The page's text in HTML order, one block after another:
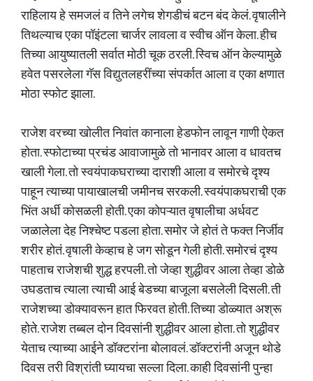
राहिलाय हे समजलं व तिने लगेच शेगडीचं बटन बंद केलं. वृषालीने
तिथल्याच एका पॉइंटला चार्जर लावला व स्वीच ऑन केला. हीच
तिच्या आयुष्यातली सर्वात मोठी चूक ठरली. स्विच ऑन केल्यामुळे
हवेत पसरलेला गॅस विद्युतलहरींच्या संपर्कात आला व एका क्षणात
मोठा स्फोट झाला.
राजेश वरच्या खोलीत निवांत कानाला हेडफोन लावून गाणी ऐकत
होता. स्फोटाच्या प्रचंड आवाजामुळे तो भानावर आला व धावतच
खाली गेला. तो स्वयंपाकघराच्या दाराशी आला व समोरचे दृश्य
पाहून त्याच्या पायाखालची जमीनच सरकली. स्वयंपाकघराची एक
भिंत अर्धी कोसळली होती. एका कोपऱ्यात वृषालीचा अर्धवट
जळालेला देह निश्चेष्ट पडला होता. समोर जे होतं ते फक्त निर्जीव
शरीर होतं. वृषाली केव्हाच हे जग सोडून गेली होती. समोरचं दृश्य
पाहताच राजेशची शुद्ध हरपली. तो जेव्हा शुद्धीवर आला तेव्हा डोळे
उघडताच त्याला त्याची आई बेडच्या बाजूला बसलेली दिसली. ती
राजेशच्या डोक्यावरून हात फिरवत होती. तिच्या डोळ्यात अश्रू
होते. राजेश तब्बल दोन दिवसांनी शुद्धीवर आला होता. तो शुद्धीवर
येताच त्याच्या आईने डॉक्टरांना बोलावलं. डॉक्टरांनी अजून थोडे
दिवस तरी विश्रांती घ्यायचा सल्ला दिला. काही दिवसांनी पुन्हा